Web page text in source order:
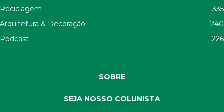
Reciclagem
335
Arquitetura & Decoração
240
Podcast
226
SOBRE
SEJA NOSSO COLUNISTA